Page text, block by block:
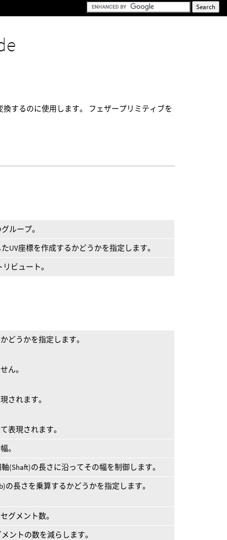
するのに使用します。 フェザープリミティブを
ループ。
UV座標を作成するかどうかを指定します。
ビュート。
どうかを指定します。
ん。
されます。
表現されます。
。
(Shaft)の長さに沿ってその幅を制御します。
の長さを乗算するかどうかを指定します。
グメント数。
ントの数を減らします。